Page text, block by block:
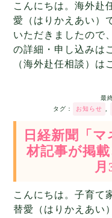
こんにちは。海外
愛（はりかえあい）
いただきましたので
の詳細・申し込みは
（海外赴任相談）
最
タグ：
お知らせ
日経新聞「
材記事が掲
月
こんにちは。子育
替愛（はりかえあい